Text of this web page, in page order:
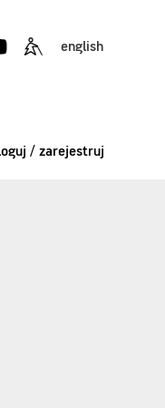
english
/ zarejestruj